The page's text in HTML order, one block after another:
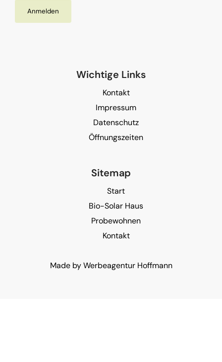
Wichtige Links
Kontakt
Impressum
Datenschutz
Öffnungszeiten
Sitemap
Start
Bio-Solar Haus
Probewohnen
Kontakt
Made byWerbeagentur Hoffmann